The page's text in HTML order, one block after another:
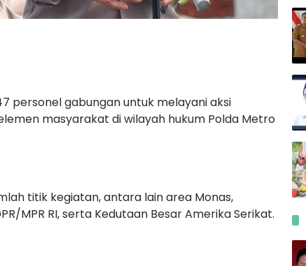
personel gabungan untuk melayani aksi
masyarakat di wilayah hukum Polda Metro
titik kegiatan, antara lain area Monas,
MPR RI, serta Kedutaan Besar Amerika Serikat.